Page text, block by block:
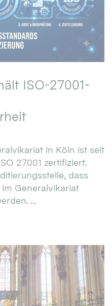
ISO-27001-
in Köln ist seit
27001 zertifiziert.
dass
Generalvikariat
...